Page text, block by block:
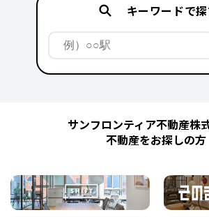
キーワードで
サンフロンティア不動産株
不動産をお探しの方